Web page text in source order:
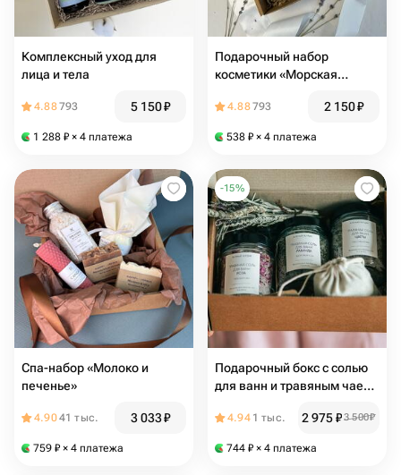
Комплексный уход для
лица и тела
4.88793 5 150₽
1 288 ₽ × 4 платежа
Подарочный набор
косметики «Морская
4.88793 2 150₽
538 ₽ × 4 платежа
Спа-набор «Молоко и
печенье»
4.9041 тыс. 3 033₽
759 ₽ × 4 платежа
-15%
Подарочный бокс с солью
для ванн и травяным чаем
4.94 1 тыс. 2 975₽3 500₽
744 ₽ × 4 платежа